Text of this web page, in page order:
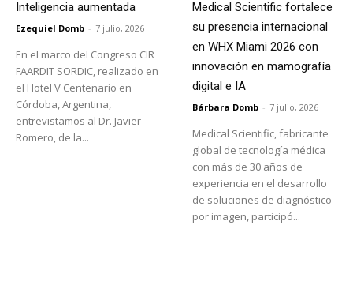
Inteligencia aumentada
Ezequiel Domb - 7 julio, 2026
En el marco del Congreso CIR
FAARDIT SORDIC, realizado en
el Hotel V Centenario en
Córdoba, Argentina,
entrevistamos al Dr. Javier
Romero, de la...
Medical Scientific fortalece
su presencia internacional
en WHX Miami 2026 con
innovación en mamografía
digital e IA
Bárbara Domb - 7 julio, 2026
Medical Scientific, fabricante
global de tecnología médica
con más de 30 años de
experiencia en el desarrollo
de soluciones de diagnóstico
por imagen, participó...